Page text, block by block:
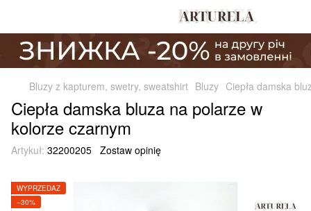
Bluzy z kapturem, swetry, sweatshirt Bluzy Ciepła damska
Ciepła damska bluza na polarze w
kolorze czarnym
Artykuł: 32200205 Zostaw opinię
WYPRZEDAŻ
−30%